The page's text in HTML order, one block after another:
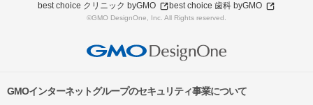
best choice クリニック byGMO
best choice 歯科 byGMO
©GMO DesignOne, Inc. All Rights reserved.
GMOインターネットグループのセキュリティ事業について